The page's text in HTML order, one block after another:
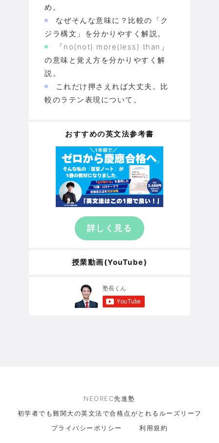
め。
なぜそんな意味に？比較の「ク
ジラ構文」を分かりやすく解説。
「no(not) more(less) than」
の意味と覚え方を分かりやすく解
説。
これだけ押さえれば大丈夫。比
較のラテン表現について。
おすすめの英文法参考書
詳しく見る
授業動画(YouTube)
NEOREC先進塾
初学者でも難関大の英文法で合格点がとれるルーズリーフ
プライバシーポリシー
利用規約